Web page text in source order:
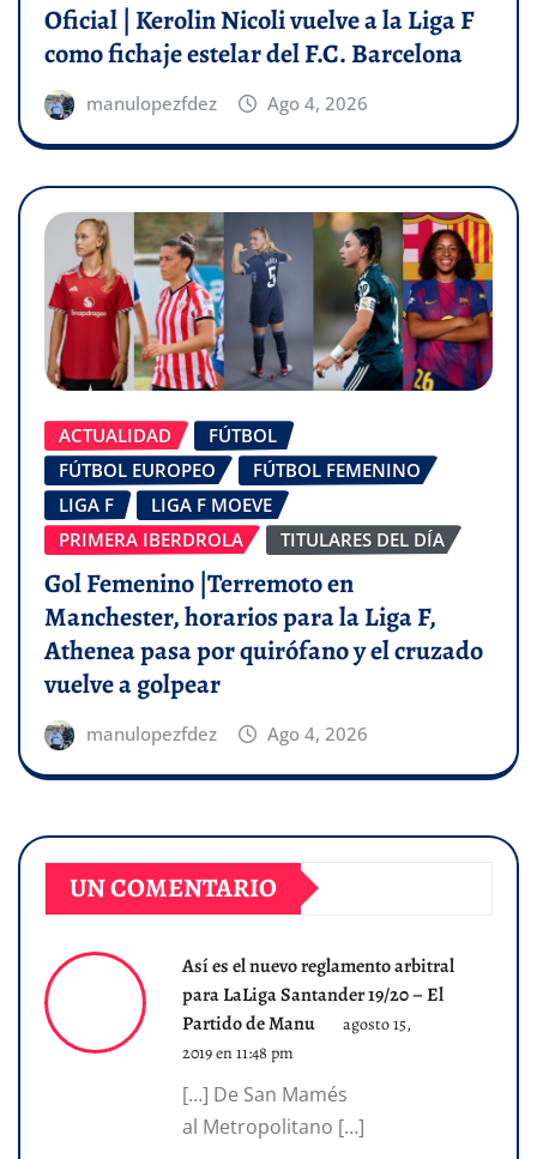
Oficial | Kerolin Nicoli vuelve a la Liga F
como fichaje estelar del F.C. Barcelona
manulopezfdez Ago 4, 2026
ACTUALIDAD
FÚTBOL
FÚTBOL EUROPEO
FÚTBOL FEMENINO
LIGA F
LIGA F MOEVE
PRIMERA IBERDROLA
TITULARES DEL DÍA
Gol Femenino |Terremoto en
Manchester, horarios para la Liga F,
Athenea pasa por quirófano y el cruzado
vuelve a golpear
manulopezfdez Ago 4, 2026
UN COMENTARIO
Así es el nuevo reglamento arbitral
para LaLiga Santander 19/20 – El
Partido de Manu
agosto 15,
2019 en 11:48 pm
[…] De San Mamés
al Metropolitano […]